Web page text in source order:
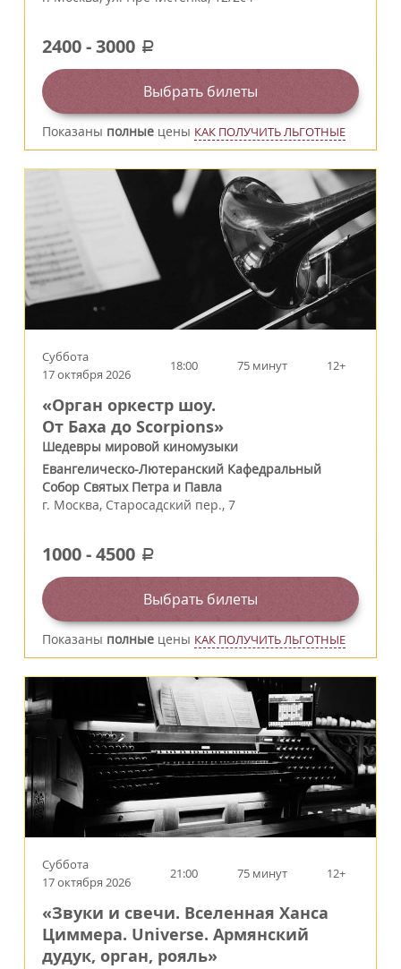
2400-3000 a
Выбрать билеты
Показаны полные цены КАК ПОЛУЧИТЬ ЛЬГОТНЫЕ
Суббота
17 октября 2026
18:00 75 минут 12+
«Орган оркестр шоу.
От Баха до Scorpions»
Шедевры мировой киномузыки
Евангелическо-Лютеранский Кафедральный
Собор Святых Петра и Павла
г. Москва, Старосадский пер., 7
1000-4500 a
Выбрать билеты
Показаны полные цены КАК ПОЛУЧИТЬ ЛЬГОТНЫЕ
Суббота
17 октября 2026
21:00 75 минут 12+
«Звуки и свечи. Вселенная Ханса
Циммера. Universe. Армянский
дудук, орган, рояль»